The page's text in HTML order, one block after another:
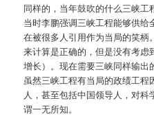
同样的，当年鼓吹的什么三峡工
当时李鹏强调三峡工程能够供
在被很多人引用作为当局的笑
来计算是正确的，但是没有考虑
增长）。现在需要三峡同样输出
虽然三峡工程有当局的政绩工
人，甚至包括中国领导人，对
谓一无所知。